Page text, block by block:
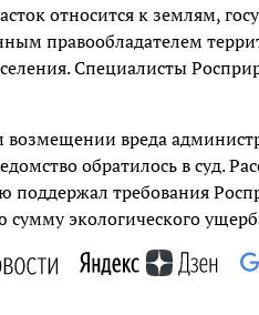
относится к землям,
правообладателем
Специалисты
вреда
обратилось в суд.
требования
экологического